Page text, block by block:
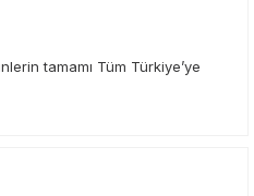
tamamı Tüm Türkiye’ye